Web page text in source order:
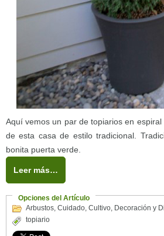
Aquí vemos un par de topiarios en
de esta casa de estilo tradicional.
bonita puerta verde.
Leer más…
Opciones del Artículo
Arbustos, Cuidado, Cultivo, Decoración y
topiario